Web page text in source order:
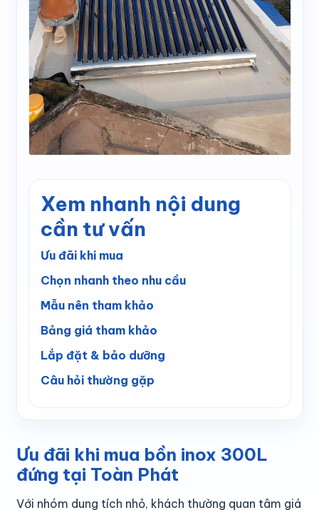
Xem nhanh nội dung
cần tư vấn
Ưu đãi khi mua
Chọn nhanh theo nhu cầu
Mẫu nên tham khảo
Bảng giá tham khảo
Lắp đặt & bảo dưỡng
Câu hỏi thường gặp
Ưu đãi khi mua bồn inox 300L
đứng tại Toàn Phát
Với nhóm dung tích nhỏ, khách thường quan tâm giá